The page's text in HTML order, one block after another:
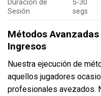
Duración de
Sesión
5-30
segs
Métodos
Ingresos
Nuestra ejecución de
aquellos jugadores
profesionales avezados.